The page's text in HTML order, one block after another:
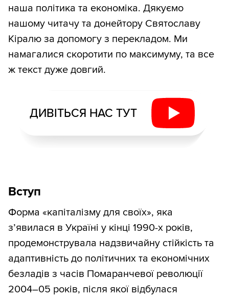
наша політика та економіка. Дякуємо
нашому читачу та донейтору Святославу
Кіралю за допомогу з перекладом. Ми
намагалися скоротити по максимуму, та все
ж текст дуже довгий.
ДИВІТЬСЯ НАС ТУТ
Вступ
Форма «капіталізму для своїх», яка
з’явилася в Україні у кінці 1990-х років,
продемонструвала надзвичайну стійкість та
адаптивність до політичних та економічних
безладів з часів Помаранчевої революції
2004–05 років, після якої відбулася